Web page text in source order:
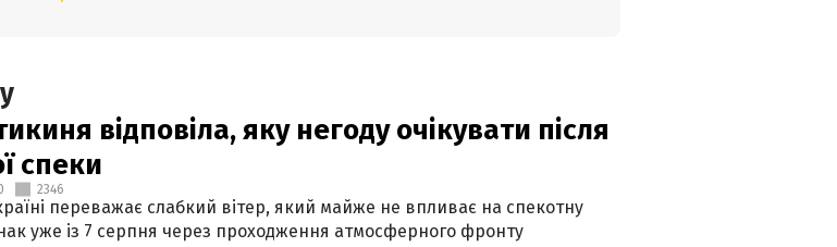
відповіла, яку негоду очікувати після
спеки
2346
переважає слабкий вітер, який майже не впливає на спекотну
уже із 7 серпня через проходження атмосферного фронту